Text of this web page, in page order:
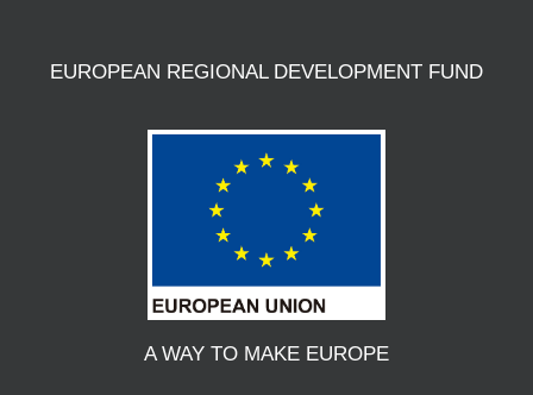
EUROPEAN REGIONAL DEVELOPMENT FUND
A WAY TO MAKE EUROPE